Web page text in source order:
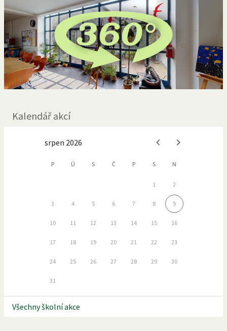
Kalendář akcí
srpen 2026
P Ú S Č P S N
1 2
3 4 5 6 7 8 9
10 11 12 13 14 15 16
17 18 19 20 21 22 23
24 25 26 27 28 29 30
31
Všechny školní akce